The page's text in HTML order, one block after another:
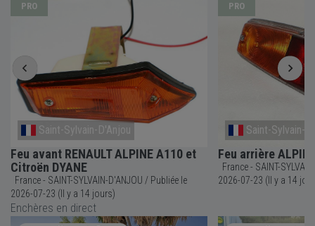
PRO
Saint-Sylvain-D'Anjou
Feu avant RENAULT ALPINE A110 et
Citroën DYANE
France - SAINT-SYLVAIN-D'ANJOU / Publiée le
2026-07-23 (Il y a 14 jours)
PRO
Saint-Sylvain-
Feu arrière
France - SAINT-SYLVAIN-
2026-07-23 (Il y a 14
Enchères en direct